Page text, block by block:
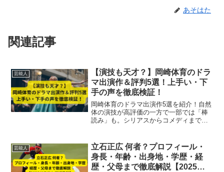
あそはた
関連記事
芸能人
【演技も天才？】岡崎体育のドラ
マ出演作＆評判5選！上手い・下
手の声を徹底検証！
岡崎体育のドラマ出演作5選を紹介！自然
体の演技が高評価の一方で一部では「棒
読み」も。シリアスからコメディまで幅
芸能人
立石正広 何者？プロフィール・
身長・年齢・出身地・学歴・経
歴・父母まで徹底解説【2025ド